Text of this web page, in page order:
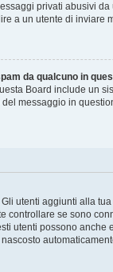
privati ​​abusivi
a un utente di inviare
da qualcuno in
Board include un
messaggio in
utenti aggiunti alla
controllare se sono
utenti possono anche